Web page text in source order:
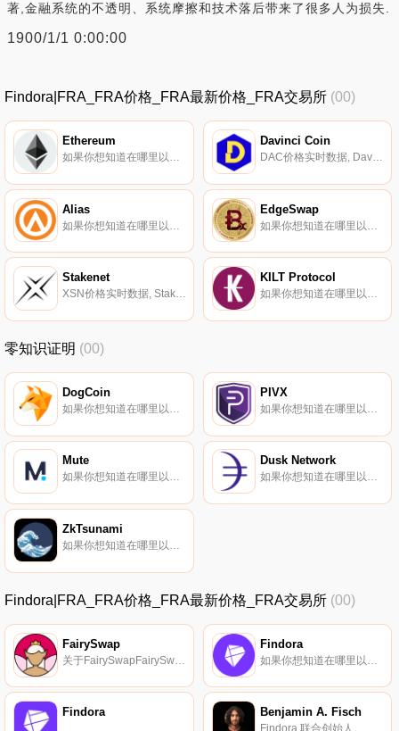
著,金融系统的不透明、系统摩擦和技术落后带来了很多人为损失.
1900/1/1 0:00:00
Findora|FRA_FRA价格_FRA最新价格_FRA交易所 (00)
Ethereum
如果你想知道在哪里以当前价格购买Ethereum,目前交易{Ethereum]股票的顶级加密货币交易所是Binance、OKX、Deepcoin、BTCEX和Bitrue。您可以在我们的加密货币交易所页面上找到其他列表.
Davinci Coin
DAC价格实时数据, Davinci Coin（DAC）是一种在以太坊平台上运行的加密货币。该硬币为行业首个混合资产转移托管服务提供动力,该服务保护加密货币投资者和NFT购买者免受欺诈和人为错误的影响.
Alias EdgeSwap
Stakenet
XSN价格实时数据, Stakenet是一个为去中心化应用程序（dApp）准备的Lightning Network开源平台,其原生加密货币为XSN。它声称是第一个准备好闪电网络的Masternodes区块链.
KILT Protocol
如果你想知道在哪里以当前价格购买KILT Protocol,目前交易{KILT Protocol]股票的顶级加密货币交易所是Gate.io、MEXC、Kraken和JuKILT。您可以在我们的加密货币交易所页面上找到其他列表.
零知识证明 (00)
DogCoin PIVX
Mute
如果你想知道在哪里以当前价格购买Mute,目前交易{Mute]股票的顶级加密货币交易所是CoinW、Bitget、BingX、MEXC和Uniswap（V3）。您可以在我们的加密货币交易所页面上找到其他列表。MUTE是Mute.io的代币,这使得加密货币和DeFi交易更容易被大众使用.
Dusk Network
如果你想知道在哪里以当前价格购买Dusk Network,目前交易{Dusk Network]股票的顶级加密货币交易所是Binance、Bitrue、ByDUSKt、Bitget和Hotcoin Global。您可以在我们的加密货币交易所页面上找到其他列表.
ZkTsunami
如果你想知道在哪里以当前价格购买ZkTsunami,目前交易{ZkTsunami]股票的顶级加密货币交易所是Uniswap（V2）。您可以在我们的加密货币交易所页面上找到其他列表.
Findora|FRA_FRA价格_FRA最新价格_FRA交易所 (00)
FairySwap
关于FairySwapFairySwap是下一代社区驱动的隐私DEX,致力于无许可和去中心化。通过利用Findora内置的零知识证明技术,隐私DEX和像FairySwap这样的Dapps让用户能够选择他们希望在公共区块链上可见的信息,以及他们更愿意屏蔽的信息.
Findora
Findora Benjamin A. Fisch